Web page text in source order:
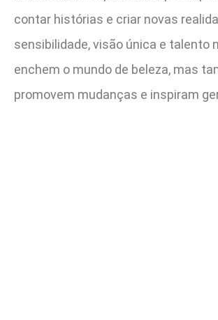
contar histórias e criar novas
sensibilidade, visão única e talento
enchem o mundo de beleza, mas
promovem mudanças e inspiram